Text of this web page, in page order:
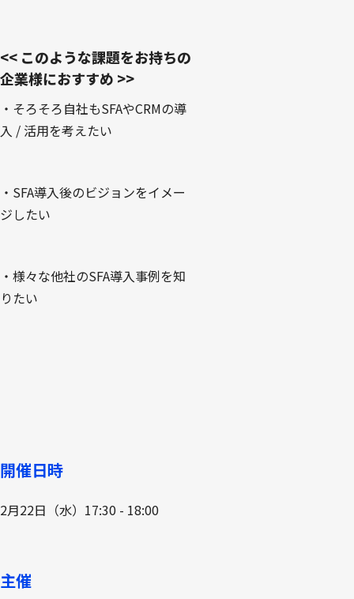
<< このような課題をお持ちの
企業様におすすめ >>
・そろそろ自社もSFAやCRMの導
入 / 活用を考えたい
・SFA導入後のビジョンをイメー
ジしたい
・様々な他社のSFA導入事例を知
りたい
開催日時
2月22日（水）17:30 - 18:00
主催